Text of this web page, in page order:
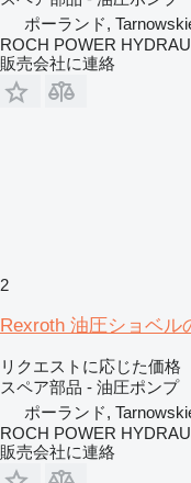
ポーランド,
ROCH POWER
販売会社に連絡
2
Rexroth 油圧ショベル
リクエストに応じた価格
スペア部品 - 油圧ポンプ
ポーランド,
ROCH POWER
販売会社に連絡